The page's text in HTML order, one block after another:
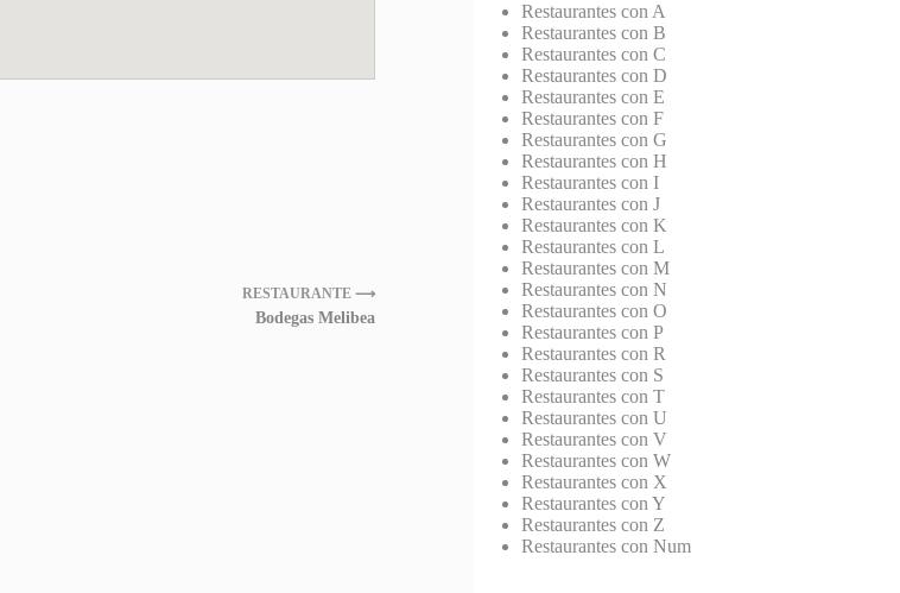
RESTAURANTE ⟶
Bodegas Melibea
Restaurantes con A
Restaurantes con B
Restaurantes con C
Restaurantes con D
Restaurantes con E
Restaurantes con F
Restaurantes con G
Restaurantes con H
Restaurantes con I
Restaurantes con J
Restaurantes con K
Restaurantes con L
Restaurantes con M
Restaurantes con N
Restaurantes con O
Restaurantes con P
Restaurantes con R
Restaurantes con S
Restaurantes con T
Restaurantes con U
Restaurantes con V
Restaurantes con W
Restaurantes con X
Restaurantes con Y
Restaurantes con Z
Restaurantes con Num